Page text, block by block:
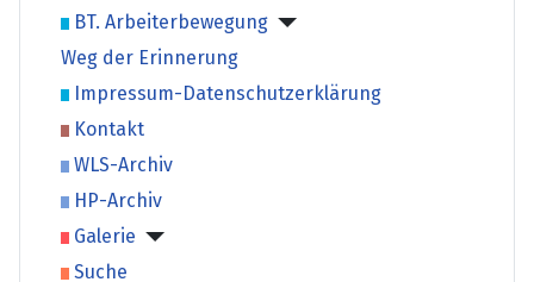
BT. Arbeiterbewegung
Weg der Erinnerung
Impressum-Datenschutzerklärung
Kontakt
WLS-Archiv
HP-Archiv
Galerie
Suche